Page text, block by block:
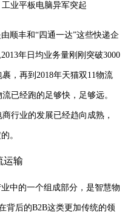
业平板电脑异军突起
顺丰和“四通一达”这些快递企
年日均业务量刚刚突破3000
，再到2018年天猫双11物流
已经跑的足够快，足够远。
行业的发展已经趋向成熟，
。
中的一个组成部分，是智慧物
背后的B2B这类更加传统的领